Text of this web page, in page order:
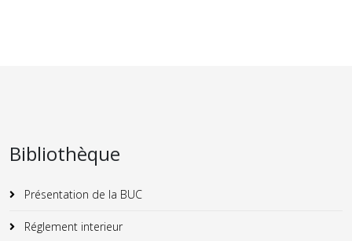
Bibliothèque
Présentation de la BUC
Réglement interieur